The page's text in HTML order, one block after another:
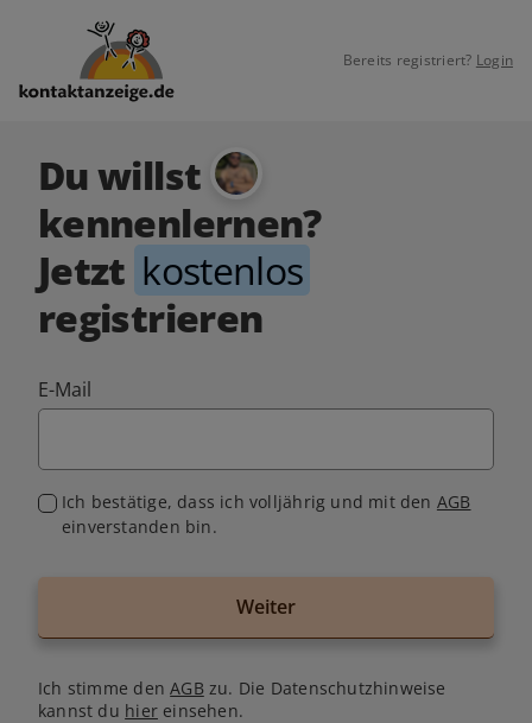
Bereits registriert? Login
Du willst
kennenlernen?
Jetzt kostenlos
registrieren
E-Mail
Ich bestätige, dass ich volljährig und mit den AGB
einverstanden bin.
Weiter
Ich stimme denAGB zu. Die Datenschutzhinweise
kannst du hiereinsehen.